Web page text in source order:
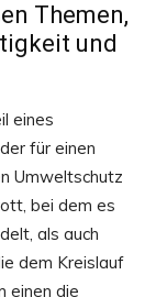
Themen,
und
eines
für einen
Umweltschutz
bei dem es
als auch
dem Kreislauf
einen die